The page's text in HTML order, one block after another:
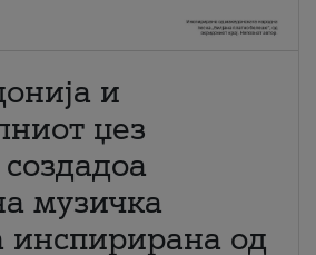
и
џез
музичка
инспирирана од